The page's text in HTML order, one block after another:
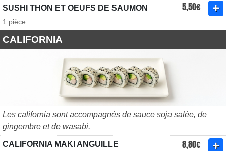
SUSHI THON ET OEUFS DE SAUMON 5,50€
1 pièce
CALIFORNIA
Les california sont accompagnés de sauce soja salée, de
gingembre et de wasabi.
CALIFORNIA MAKI ANGUILLE
8,80€